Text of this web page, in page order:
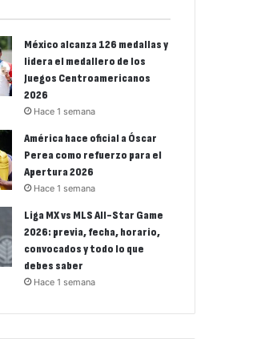
México alcanza 126 medallas y
lidera el medallero de los
Juegos Centroamericanos
2026
Hace 1 semana
América hace oficial a Óscar
Perea como refuerzo para el
Apertura 2026
Hace 1 semana
Liga MX vs MLS All-Star Game
2026: previa, fecha, horario,
convocados y todo lo que
debes saber
Hace 1 semana